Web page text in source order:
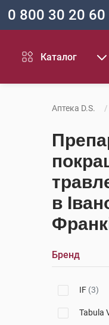
0 800 30 20 60
Каталог
Аптека D.S.
в
Бренд
IF (3)
Tabula